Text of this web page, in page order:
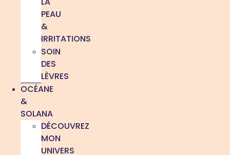
PEAU
&
IRRITATIONS
SOIN
DES
LÈVRES
OCÉANE
&
SOLANA
DÉCOUVREZ
MON
UNIVERS